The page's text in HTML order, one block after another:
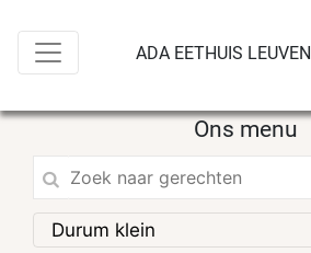
ADA EETHUIS LEUVEN
Ons menu